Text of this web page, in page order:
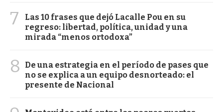
7
Las 10 frases que dejó Lacalle Pou en su
regreso: libertad, política, unidad y una
mirada “menos ortodoxa”
8
De una estrategia en el período de pases que
no se explica a un equipo desnorteado: el
presente de Nacional